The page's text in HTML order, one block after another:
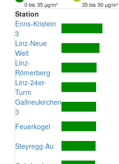
0 bis 35 µg/m³
35 bis 50 µg/m³
Station
Enns-Kristein
3
Linz-Neue
Welt
Linz-
Römerberg
Linz-24er-
Turm
Gallneukirchen
3
Feuerkogel
Steyregg-Au